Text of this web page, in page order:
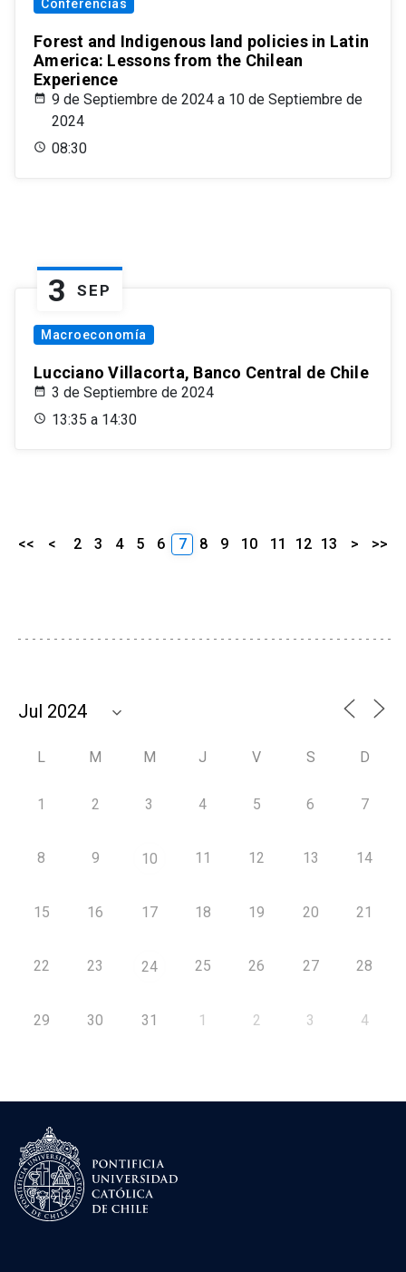
Conferencias
Forest and Indigenous land policies in Latin
America: Lessons from the Chilean
Experience
9 de Septiembre de 2024 a 10 de Septiembre de
2024
08:30
3 SEP
Macroeconomía
Lucciano Villacorta, Banco Central de Chile
3 de Septiembre de 2024
13:35 a 14:30
<< < 2 3 4 5 6 7 8 9 10 11 12 13 > >>
L M M J V S D
1 2 3 4 5 6 7
8 9 10 11 12 13 14
15 16 17 18 19 20 21
22 23 24 25 26 27 28
29 30 31 1 2 3 4